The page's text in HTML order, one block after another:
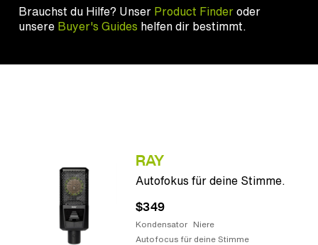
Brauchst du Hilfe? Unser Product Finderoder
unsere Buyer's Guides helfen dir bestimmt.
RAY
Autofokus für deine Stimme.
$349
Kondensator Niere
Autofocus für deine Stimme